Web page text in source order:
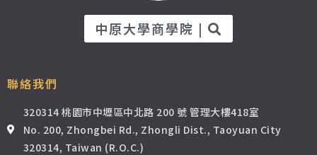
中原大學商學院 |
聯絡我們
320314 桃園市中壢區中北路 200 號 管理大樓418室
No. 200, Zhongbei Rd., Zhongli Dist., Taoyuan City
320314, Taiwan (R.O.C.)